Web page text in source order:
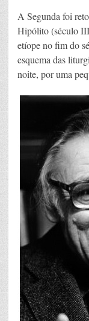
A Segunda foi
Hipólito (século
etíope no fim do
esquema das
noite, por uma